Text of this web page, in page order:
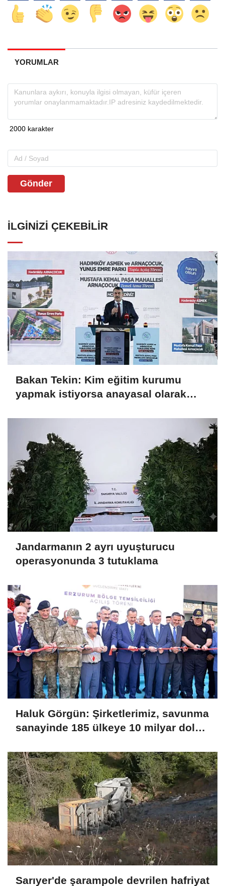
YORUMLAR
Gönder
İLGINIZI ÇEKEBILIR
Bakan Tekin: Kim eğitim kurumu
yapmak istiyorsa anayasal olarak
Jandarmanın 2 ayrı uyuşturucu
operasyonunda 3 tutuklama
Haluk Görgün: Şirketlerimiz, savunma
sanayinde 185 ülkeye 10 milyar dolar
Sarıyer'de şarampole devrilen hafriyat